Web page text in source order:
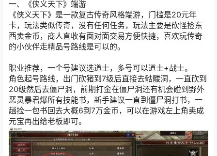
一、《侠义天下》端游
《侠义天下》是一款复古传奇风格端游， 门槛是20元年
卡， 玩法类似传奇，没有任何任务，玩法主要是砍怪捡东
西卖金币，商人直收有面对面交易方便快捷， 喜欢玩传奇
的小伙伴走精品号路线是可以的。
职业推荐，一个号建议选道士，多号可以道士+战士。
角色起号路线，出门砍猪到7级后直接去骷髅洞，一直砍到
20级然后去僵尸洞， 前期打金在僵尸洞还有机会碰到野外
恶灵暴君爆所有技能书，新手建议一直到僵尸洞打书，一
趟捡一包书回去大概6到7万金币，可以在游戏左上角卖成
元宝再出给老板即可。